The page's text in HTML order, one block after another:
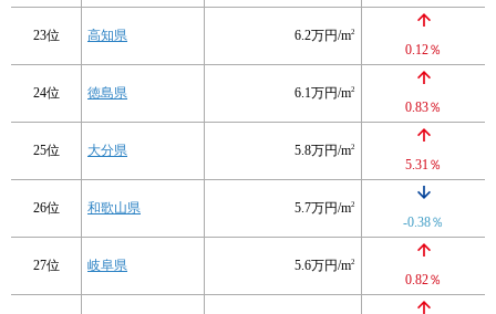
23位 高知県 6.2万円/m2
0.12％
24位 徳島県 6.1万円/m2
0.83％
25位 大分県 5.8万円/m2
5.31％
26位 和歌山県 5.7万円/m2
-0.38％
27位 岐阜県 5.6万円/m2
0.82％